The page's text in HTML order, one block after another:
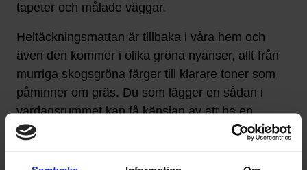
tapeter och målade väggar.
Heltäckningsmattan är tillbaka i våra hem och
även den kommer i olika gröna nyanser, allt från
murriga skogsgröna färger till klarare toner som
påminner om gräs. Du som lägger en sådan i
vardagsrummet kan få känslan av att ha en
gräsmatta i rummet. Låter kanske konstigt, men
handlar om vad du matchar till mattan och även